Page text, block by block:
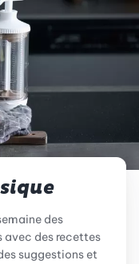
des
avec des recettes
suggestions et